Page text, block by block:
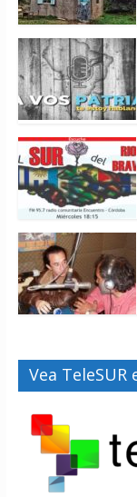
Vea TeleSUR